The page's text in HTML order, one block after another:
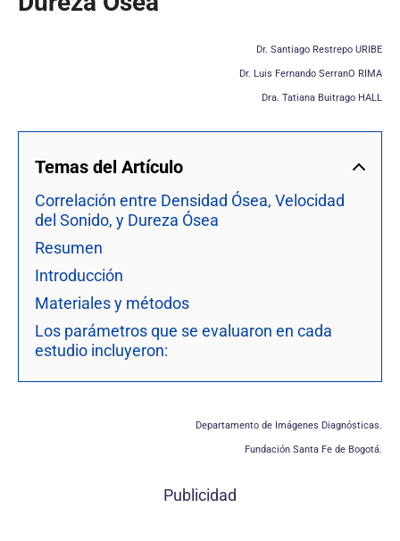
Dr. Santiago Restrepo URIBE
Dr. Luis Fernando SerranO RIMA
Dra. Tatiana Buitrago HALL
Temas del Artículo
Correlación entre Densidad Ósea, Velocidad
del Sonido, y Dureza Ósea
Resumen
Introducción
Materiales y métodos
Los parámetros que se evaluaron en cada
estudio incluyeron:
Departamento de Imágenes Diagnósticas.
Fundación Santa Fe de Bogotá.
Publicidad